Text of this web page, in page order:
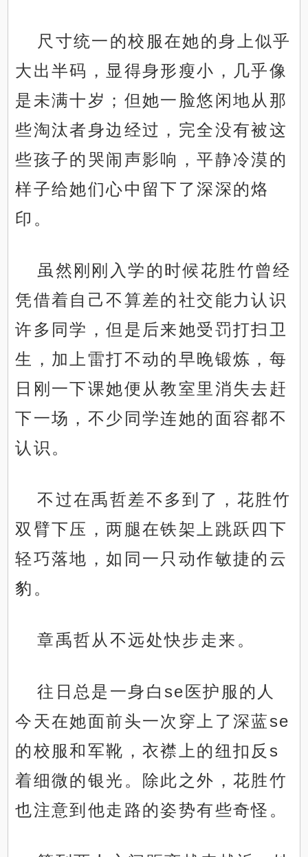
尺寸统一的校服在她的身上似乎
大出半码，显得身形瘦小，几乎像
是未满十岁；但她一脸悠闲地从那
些淘汰者身边经过，完全没有被这
些孩子的哭闹声影响，平静冷漠的
样子给她们心中留下了深深的烙
印。
虽然刚刚入学的时候花胜竹曾经
凭借着自己不算差的社交能力认识
许多同学，但是后来她受罚打扫卫
生，加上雷打不动的早晚锻炼，每
日刚一下课她便从教室里消失去赶
下一场，不少同学连她的面容都不
认识。
不过在禹哲差不多到了，花胜竹
双臂下压，两腿在铁架上跳跃四下
轻巧落地，如同一只动作敏捷的云
豹。
章禹哲从不远处快步走来。
往日总是一身白se医护服的人
今天在她面前头一次穿上了深蓝se
的校服和军靴，衣襟上的纽扣反s
着细微的银光。除此之外，花胜竹
也注意到他走路的姿势有些奇怪。